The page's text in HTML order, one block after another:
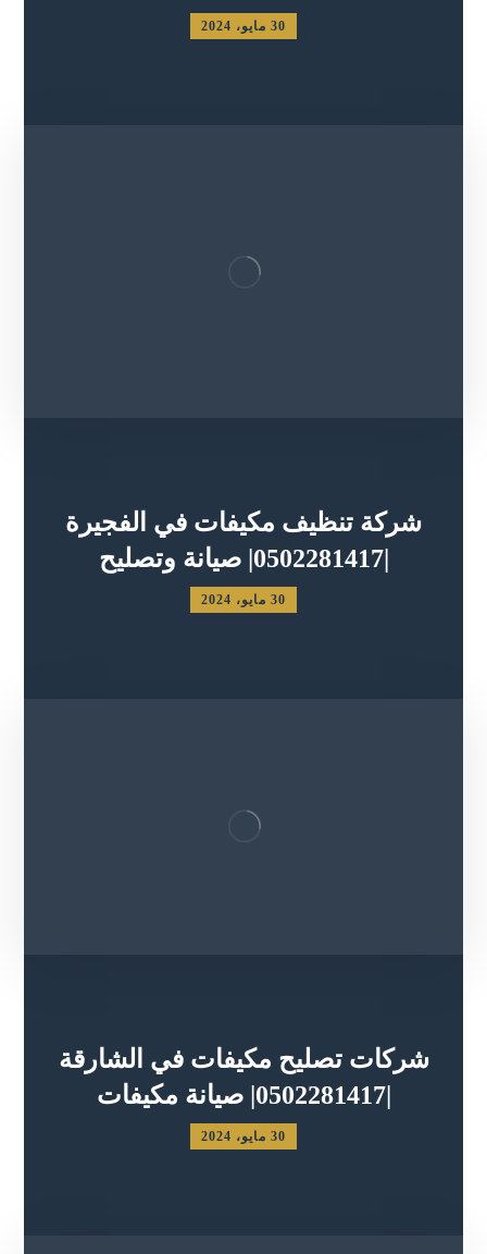
30 مايو، 2024
شركة تنظيف مكيفات في الفجيرة
|0502281417| صيانة وتصليح
30 مايو، 2024
شركات تصليح مكيفات في الشارقة
|0502281417| صيانة مكيفات
30 مايو، 2024